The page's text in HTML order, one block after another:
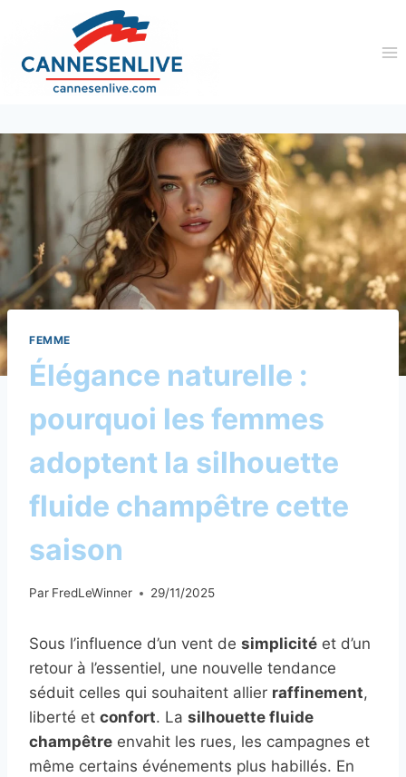
contenu
FEMME
Élégance naturelle :
pourquoi les femmes
adoptent la silhouette
fluide champêtre cette
saison
Par FredLeWinner 29/11/2025
Sous l’influence d’un vent de simplicité et d’un
retour à l’essentiel, une nouvelle tendance
séduit celles qui souhaitent allier raffinement,
liberté et confort. La silhouette fluide
champêtre envahit les rues, les campagnes et
même certains événements plus habillés. En